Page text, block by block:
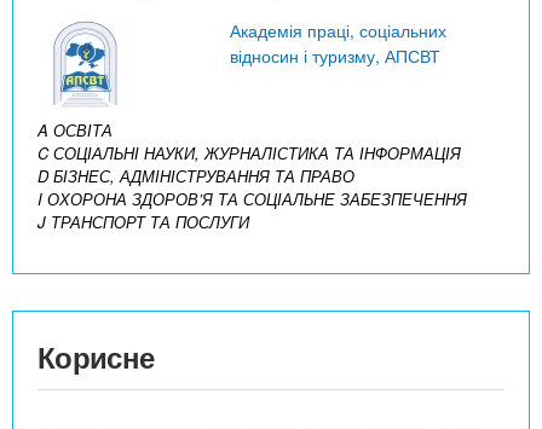
Академія праці, соціальних
відносин і туризму, АПСВТ
A ОСВІТА
C СОЦІАЛЬНІ НАУКИ, ЖУРНАЛІСТИКА ТА ІНФОРМАЦІЯ
D БІЗНЕС, АДМІНІСТРУВАННЯ ТА ПРАВО
I ОХОРОНА ЗДОРОВ’Я ТА СОЦІАЛЬНЕ ЗАБЕЗПЕЧЕННЯ
J ТРАНСПОРТ ТА ПОСЛУГИ
Корисне